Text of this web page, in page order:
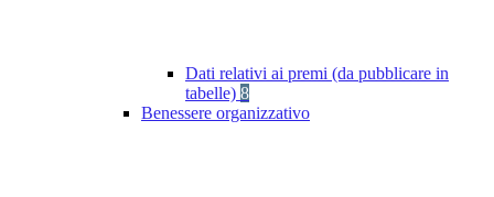
Dati relativi ai premi (da pubblicare in
tabelle) 8
Benessere organizzativo